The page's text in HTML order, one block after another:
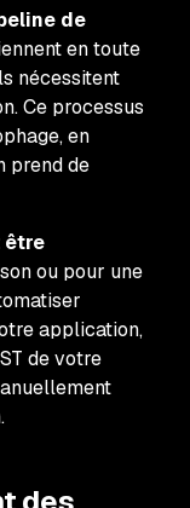
de
en toute
nécessitent
Ce processus
en
prend de
être
ou pour une
application,
de votre